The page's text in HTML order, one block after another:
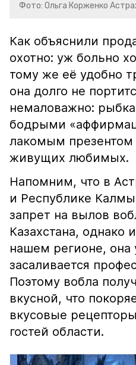
Фото: Ольга Корженко
Как объяснили
охотно: уж больно
тому же её удобно
она долго не
немаловажно:
бодрыми
лакомым презентом
живущих любимых.
Напомним, что в
и Республике
запрет на вылов
Казахстана, однако
нашем регионе,
засаливается
Поэтому вобла
вкусной, что
вкусовые
гостей области.